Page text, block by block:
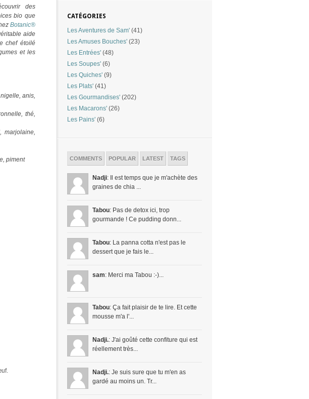
des
bio que
Botanic®
aide
chef étoilé
et les
anis,
thé,
marjolaine,
piment
CATÉGORIES
Les Aventures de Sam' (41)
Les Amuses Bouches' (23)
Les Entrées' (48)
Les Soupes' (6)
Les Quiches' (9)
Les Plats' (41)
Les Gourmandises' (202)
Les Macarons' (26)
Les Pains' (6)
COMMENTS POPULAR LATEST TAGS
Nadji: Il est temps que je m'achète des
graines de chia ...
Tabou: Pas de detox ici, trop
gourmande ! Ce pudding donn...
Tabou: La panna cotta n'est pas le
dessert que je fais le...
sam: Merci ma Tabou :-)...
Tabou: Ça fait plaisir de te lire. Et cette
mousse m'a l'...
Nadji.: J'ai goûté cette confiture qui est
réellement très...
Nadji.: Je suis sure que tu m'en as
gardé au moins un. Tr...